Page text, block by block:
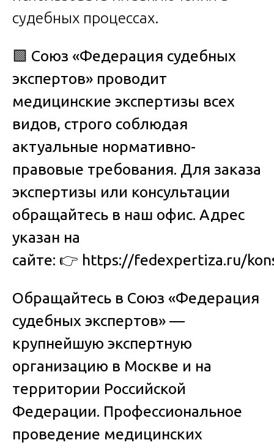
судебных процессах.
🟩 Союз «Федерация судебных
экспертов» проводит
медицинские экспертизы всех
видов, строго соблюдая
актуальные нормативно-
правовые требования. Для заказа
экспертизы или консультации
обращайтесь в наш офис. Адрес
указан на
сайте: 👉 https://fedexpertiza.ru/
Обращайтесь в Союз «Федерация
судебных экспертов» —
крупнейшую экспертную
организацию в Москве и на
территории Российской
Федерации. Профессиональное
проведение медицинских